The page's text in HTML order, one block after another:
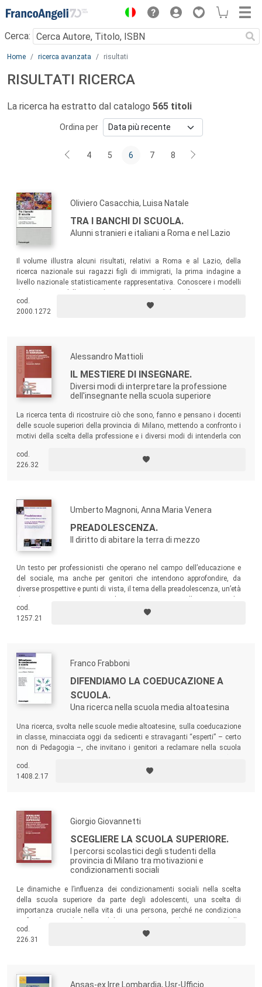
Menu
Cerca:
Main content
Home ricerca avanzata risultati
RISULTATI RICERCA
La ricerca ha estratto dal catalogo 565 titoli
Ordina per
4 5 6 7 8
Oliviero Casacchia, Luisa Natale
TRA I BANCHI DI SCUOLA.
Alunni stranieri e italiani a Roma e nel Lazio
Il volume illustra alcuni risultati, relativi a Roma e al Lazio, della
ricerca nazionale sui ragazzi figli di immigrati, la prima indagine a
livello nazionale statisticamente rappresentativa. Conoscere i modelli
quali potranno essere nei prossimi anni gli scenari evolutivi della
società italiana.
cod.
2000.1272
Alessandro Mattioli
IL MESTIERE DI INSEGNARE.
Diversi modi di interpretare la professione
dell'insegnante nella scuola superiore
La ricerca tenta di ricostruire ciò che sono, fanno e pensano i docenti
delle scuole superiori della provincia di Milano, mettendo a confronto i
motivi della scelta della professione e i diversi modi di intenderla con
servizio; le scelte didattiche e valutative; i rapporti con gli studenti; la
soddisfazione…
cod.
226.32
Umberto Magnoni, Anna Maria Venera
PREADOLESCENZA.
Il diritto di abitare la terra di mezzo
Un testo per professionisti che operano nel campo dell’educazione e
del sociale, ma anche per genitori che intendono approfondire, da
diverse prospettive e punti di vista, il tema della preadolescenza, un’età
implica la messa in discussione dei modelli acquisiti nell’infanzia.
cod.
1257.21
Franco Frabboni
DIFENDIAMO LA COEDUCAZIONE A
SCUOLA.
Una ricerca nella scuola media altoatesina
Una ricerca, svolta nelle scuole medie altoatesine, sulla coeducazione
in classe, minacciata oggi da sedicenti e stravaganti “esperti” – certo
non di Pedagogia –, che invitano i genitori a reclamare nella scuola
disabili),
(per gli extracomunitari) e
per le femmine).
cod.
1408.2.17
Giorgio Giovannetti
SCEGLIERE LA SCUOLA SUPERIORE.
I percorsi scolastici degli studenti della
provincia di Milano tra motivazioni e
condizionamenti sociali
Le dinamiche e l’influenza dei condizionamenti sociali nella scelta
della scuola superiore da parte degli adolescenti, una scelta di
importanza cruciale nella vita di una persona, perché ne condiziona
collocazione sociale. Dalla ricerca emerge come la condizione
economica e culturale delle famiglie di provenienza degli studenti
cod.
226.31
Ansas-ex Irre Lombardia, Usr-Ufficio